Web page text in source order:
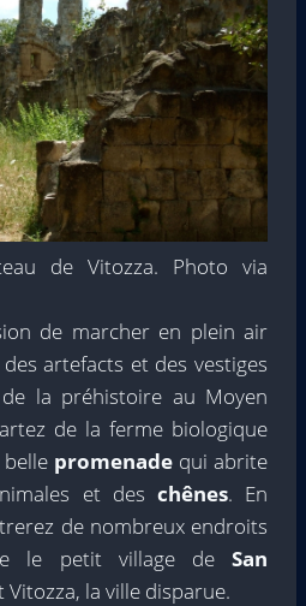
de Vitozza. Photo via
de marcher en plein air
artefacts et des vestiges
la préhistoire au Moyen
de la ferme biologique
belle promenade qui abrite
et des chênes. En
de nombreux endroits
le petit village deSan
Vitozza, la ville disparue.